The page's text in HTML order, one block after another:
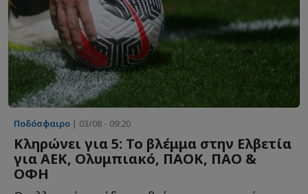
Ποδόσφαιρο | 03/08 - 09:20
Κληρώνει για 5: Το βλέμμα στην Ελβετία
για ΑΕΚ, Ολυμπιακό, ΠΑΟΚ, ΠAO &
ΟΦΗ